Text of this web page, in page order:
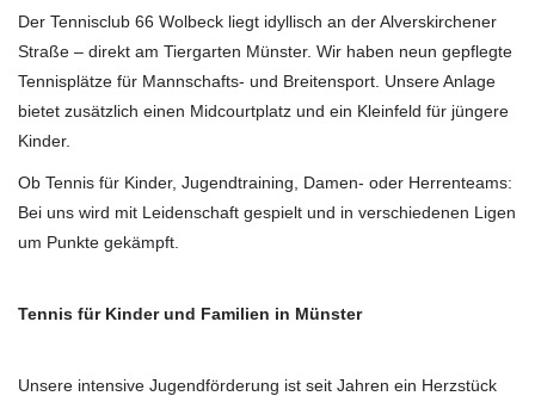
Der Tennisclub 66 Wolbeck liegt idyllisch an der Alverskirchener
Straße – direkt am Tiergarten Münster. Wir haben neun gepflegte
Tennisplätze für Mannschafts- und Breitensport. Unsere Anlage
bietet zusätzlich einen Midcourtplatz und ein Kleinfeld für jüngere
Kinder.
Ob Tennis für Kinder, Jugendtraining, Damen- oder Herrenteams:
Bei uns wird mit Leidenschaft gespielt und in verschiedenen Ligen
um Punkte gekämpft.
Tennis für Kinder und Familien in Münster
Unsere intensive Jugendförderung ist seit Jahren ein Herzstück